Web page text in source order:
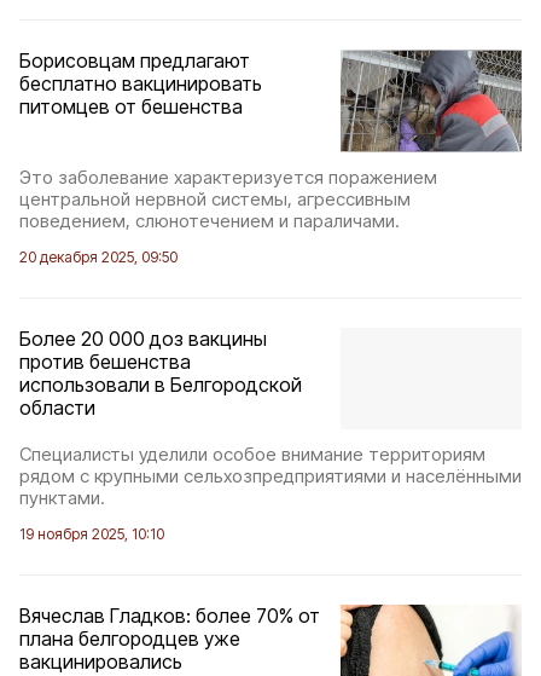
Борисовцам предлагают
бесплатно вакцинировать
питомцев от бешенства
Это заболевание характеризуется поражением
центральной нервной системы, агрессивным
поведением, слюнотечением и параличами.
20 декабря 2025, 09:50
Более 20 000 доз вакцины
против бешенства
использовали в Белгородской
области
Специалисты уделили особое внимание территориям
рядом с крупными сельхозпредприятиями и населёнными
пунктами.
19 ноября 2025, 10:10
Вячеслав Гладков: более 70% от
плана белгородцев уже
вакцинировались